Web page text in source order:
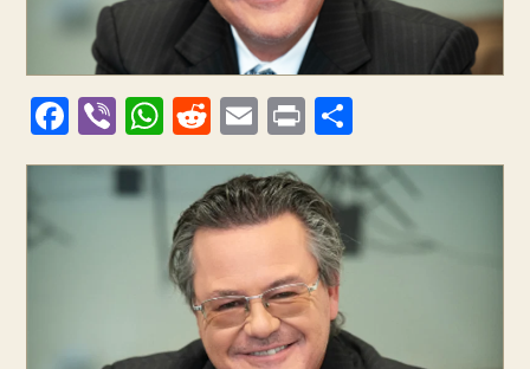
F
ac
Vi
b
er
W
h
at
s
A
p
p
R
e
d
di
t
E
m
ai
l
Pr
in
t
ss
za
m
e